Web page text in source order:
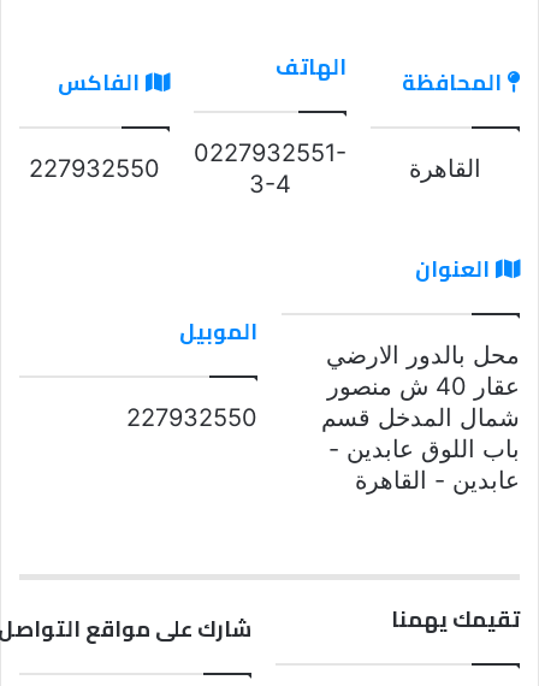
المحافظة
القاهرة
الهاتف
0227932551-
3-4
الفاكس
227932550
العنوان
محل بالدور الارضي
عقار 40 ش منصور
شمال المدخل قسم
باب اللوق عابدين -
عابدين - القاهرة
الموبيل
227932550
تقيمك يهمنا شارك على مواقع